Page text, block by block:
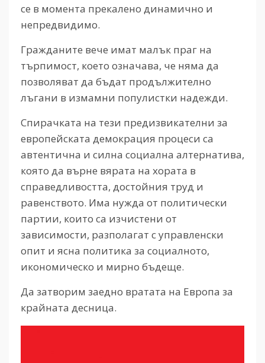
се в момента прекалено динамично и
непредвидимо.
Гражданите вече имат малък праг на
търпимост, което означава, че няма да
позволяват да бъдат продължително
лъгани в измамни популистки надежди.
Спирачката на тези предизвикателни за
европейската демокрация процеси са
автентична и силна социална алтернатива,
която да върне вярата на хората в
справедливостта, достойния труд и
равенството. Има нужда от политически
партии, които са изчистени от
зависимости, разполагат с управленски
опит и ясна политика за социалното,
икономическо и мирно бъдеще.
Да затворим заедно вратата на Европа за
крайната десница.